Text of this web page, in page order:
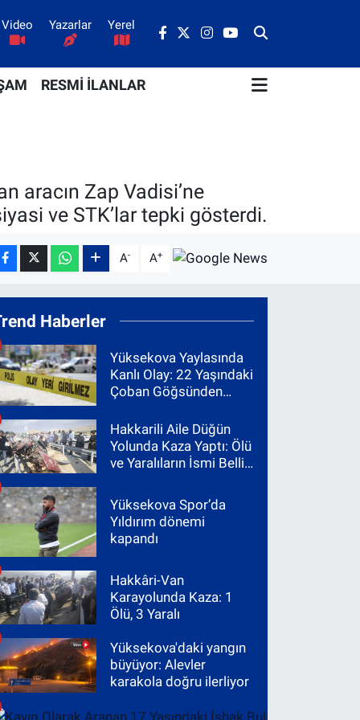
Video Yazarlar Yerel
RESMİ İLANLAR
aracın Zap Vadisi’ne
ve STK’lar tepki gösterdi.
A- A+
Haberler
Yüksekova Yaylasında
Kanlı Olay: 22 Yaşındaki
Çoban Göğsünden
Hakkarili Aile Düğün
Yolunda Kaza Yaptı: Ölü
ve Yaralıların İsmi Belli
Yüksekova Spor’da
Yıldırım dönemi
kapandı
Hakkâri-Van
Karayolunda Kaza: 1
Ölü, 3 Yaralı
Yüksekova'daki yangın
büyüyor: Alevler
karakola doğru ilerliyor